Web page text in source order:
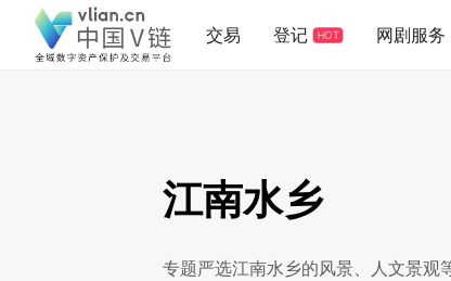
交易 登记 HOT 网剧服务
江南水乡
专题严选江南水乡的风景、人文景观